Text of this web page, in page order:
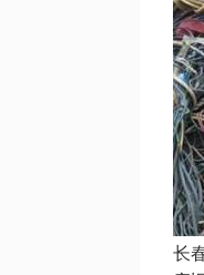
长